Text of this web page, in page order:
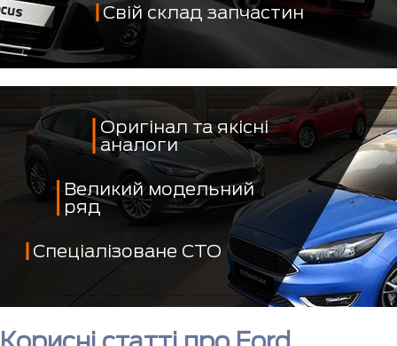
Свій склад запчастин
Оригінал та якісні
аналоги
Великий модельний
ряд
Спеціалізоване СТО